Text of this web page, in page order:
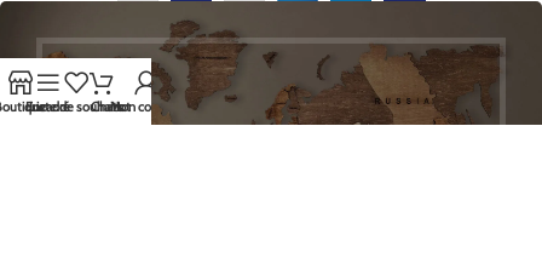
E VOUS, INSCRIVEZ-VOUS ET
Encadré
Liste de souhaits
ChariotMon compte